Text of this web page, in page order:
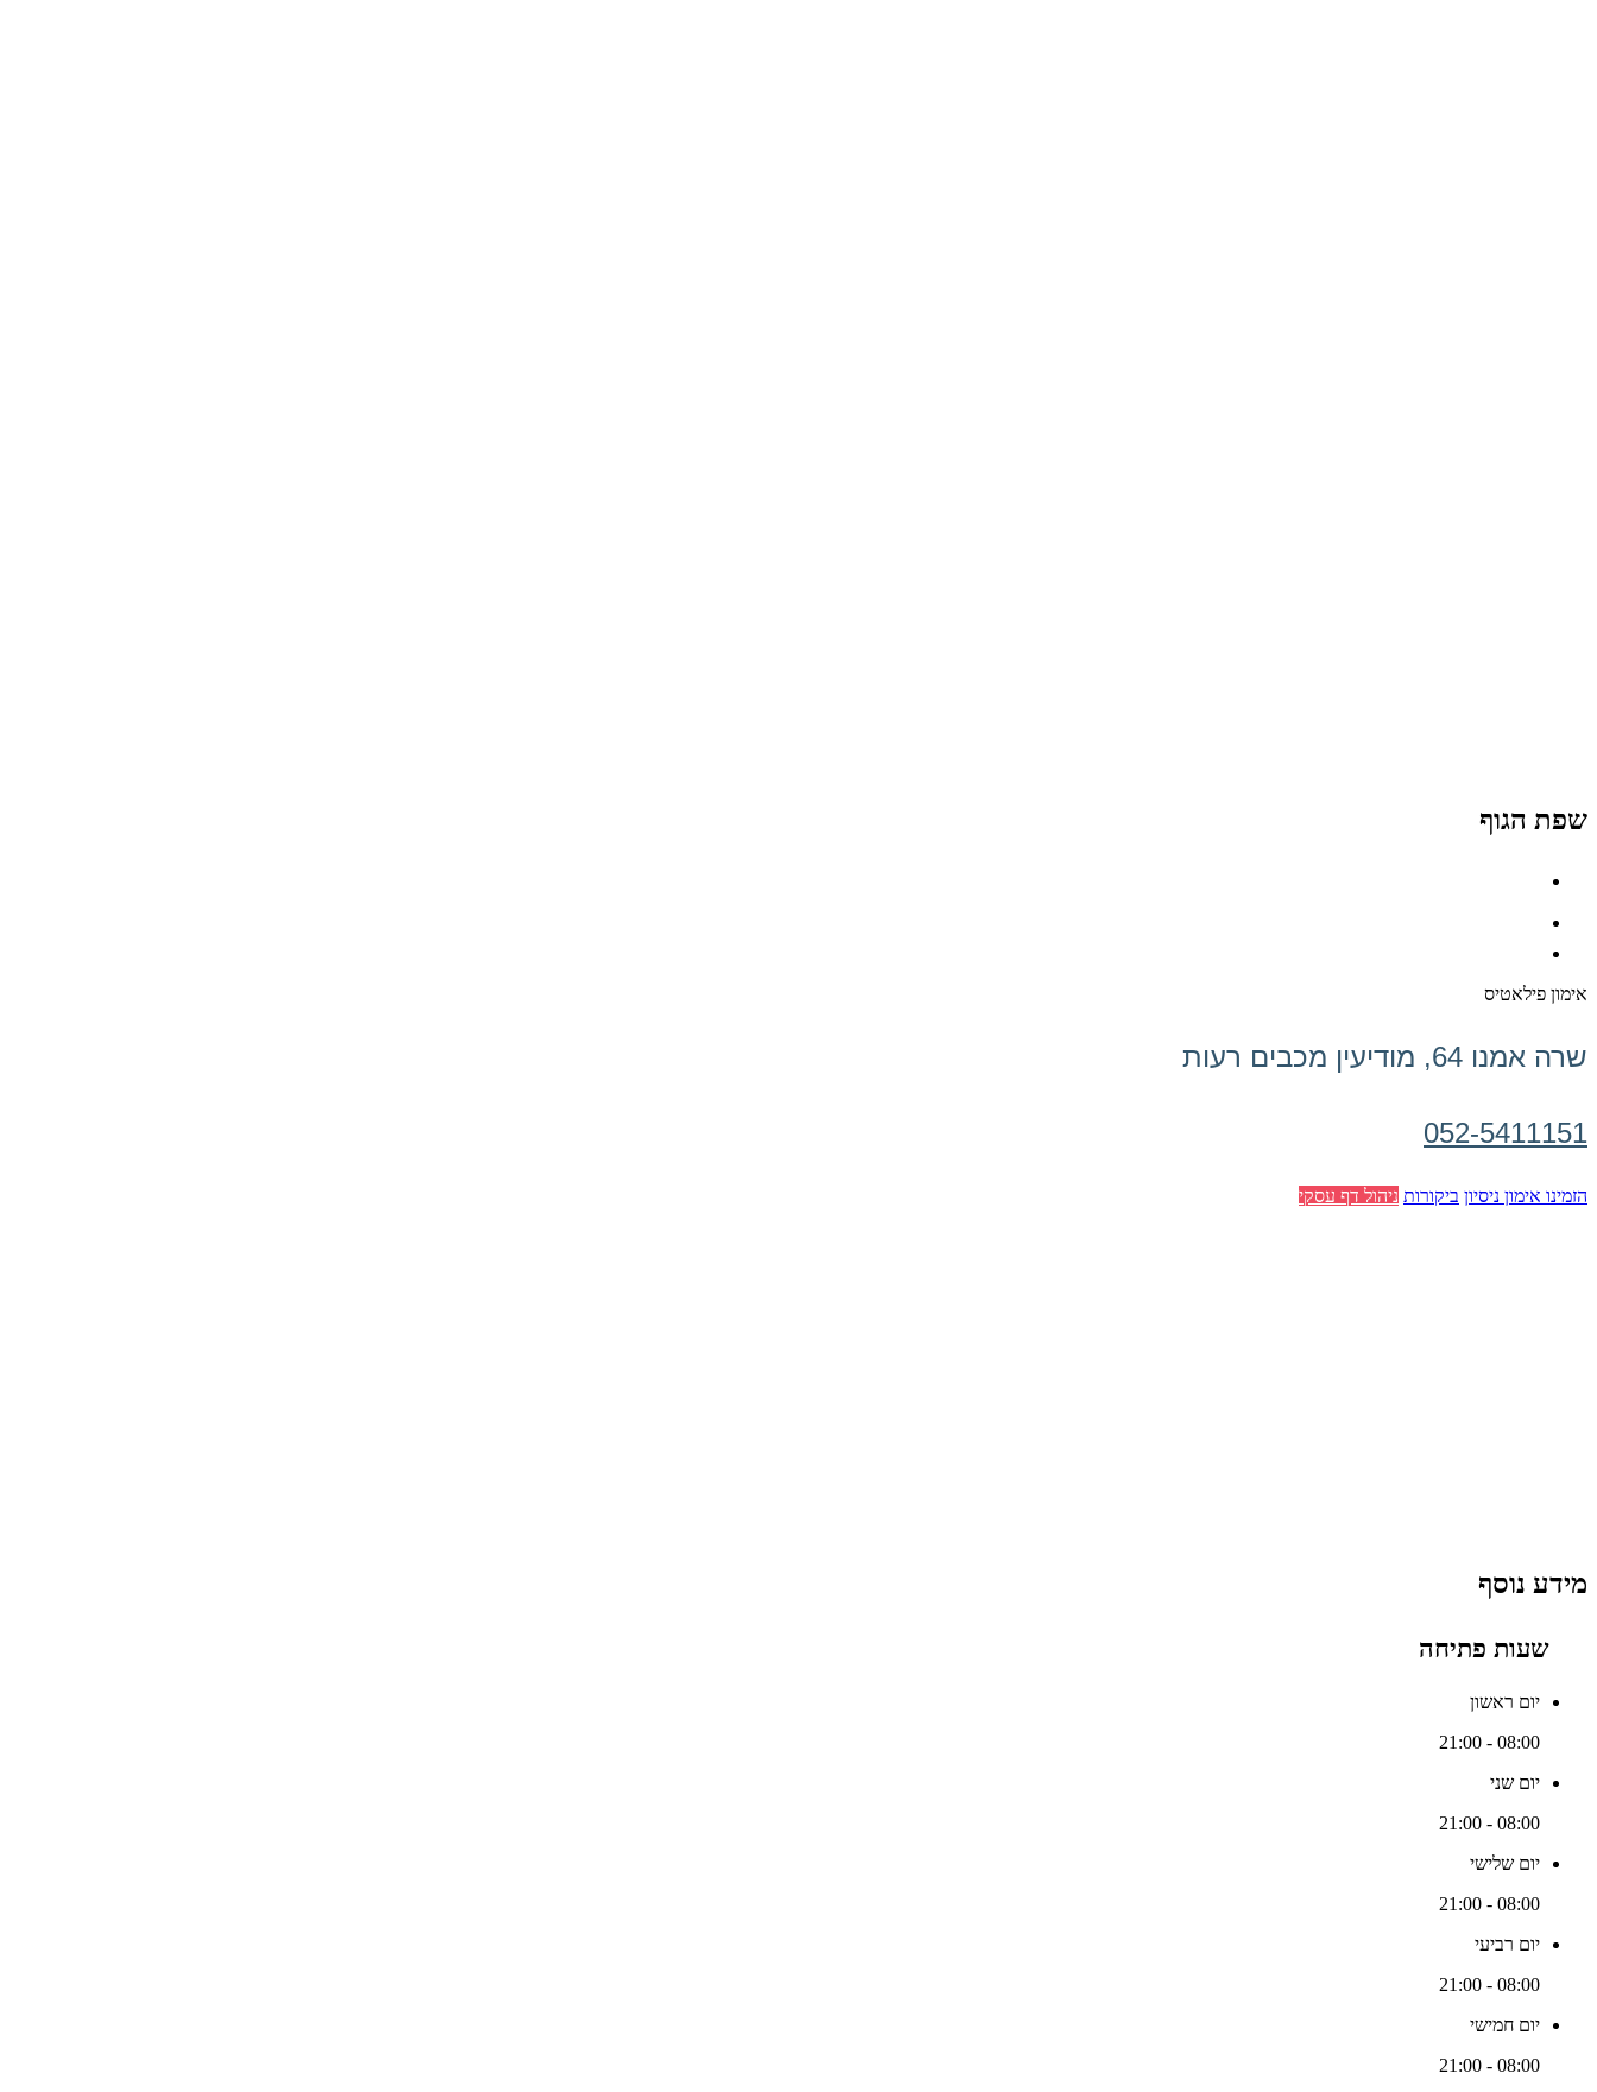
שפת הגוף
אימון פילאטיס
שרה אמנו 64, מודיעין מכבים רעות
052-5411151
הזמינו אימון ניסיון ביקורות ניהול דף עסקי
מידע נוסף
שעות פתיחה
יום ראשון
08:00 - 21:00
יום שני
08:00 - 21:00
יום שלישי
08:00 - 21:00
יום רביעי
08:00 - 21:00
יום חמישי
08:00 - 21:00